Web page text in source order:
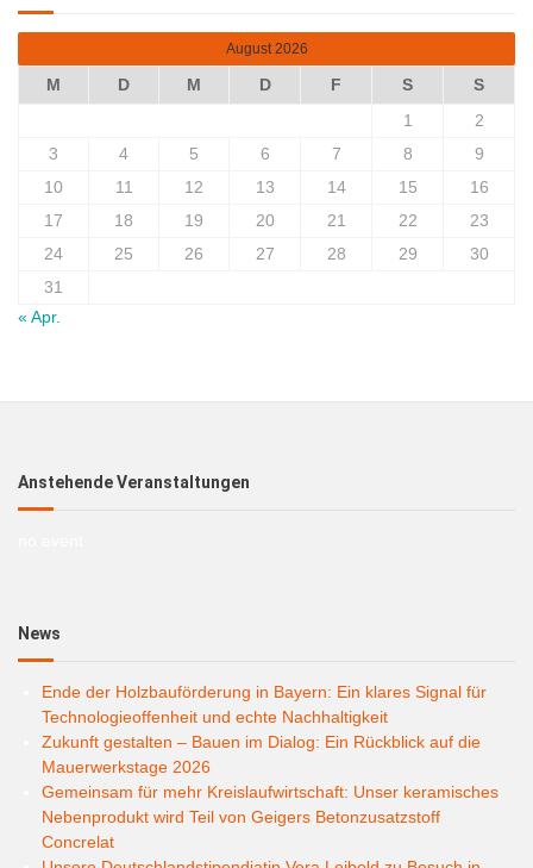
August 2026
M D M D F S
S
1
2
3
4 5 6 7 8
9
10
11 12 13 14 15
16
17
18 19 20 21 22
23
24
25 26 27 28 29
30
31
« Apr.
Anstehende Veranstaltungen
News
Ende der Holzbauförderung in Bayern: Ein klares Signal für
Technologieoffenheit und echte Nachhaltigkeit
Zukunft gestalten – Bauen im Dialog: Ein Rückblick auf die
Mauerwerkstage 2026
Gemeinsam für mehr Kreislaufwirtschaft: Unser keramisches
Nebenprodukt wird Teil von Geigers Betonzusatzstoff
Concrelat